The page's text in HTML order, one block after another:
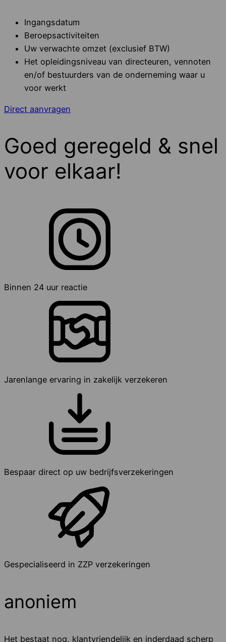
Ingangsdatum
Beroepsactiviteiten
Uw verwachte omzet (exclusief BTW)
Het opleidingsniveau van directeuren, vennoten
en/of bestuurders van de onderneming waar u
voor werkt
Direct aanvragen
Goed geregeld & snel
voor elkaar!
Binnen 24 uur reactie
Jarenlange ervaring in zakelijk verzekeren
Bespaar direct op uw bedrijfsverzekeringen
Gespecialiseerd in ZZP verzekeringen
anoniem
Het bestaat nog, klantvriendelijk en inderdaad scherp